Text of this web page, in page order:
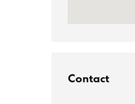
Contact